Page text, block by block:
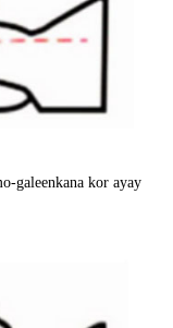
galeenkana kor ayay